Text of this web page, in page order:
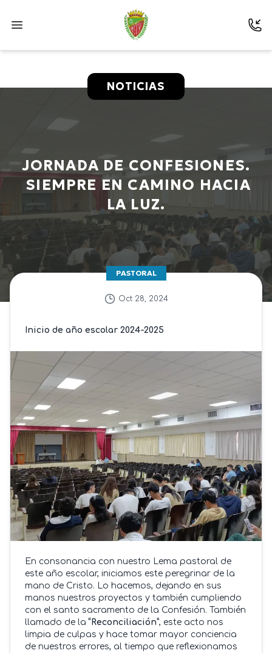
NOTICIAS
JORNADA DE CONFESIONES.
SIEMPRE EN CAMINO HACIA
LA LUZ.
PASTORAL
Oct 28, 2024
Inicio de año escolar 2024-2025
En consonancia con nuestro Lema pastoral de
este año escolar, iniciamos este peregrinar de la
mano de Cristo. Lo hacemos, dejando en sus
manos nuestros proyectos y también cumpliendo
con el santo sacramento de la Confesión. También
llamado de la“Reconciliación”, este acto nos
limpia de culpas y hace tomar mayor conciencia
de nuestros errores, al tiempo que reflexionamos